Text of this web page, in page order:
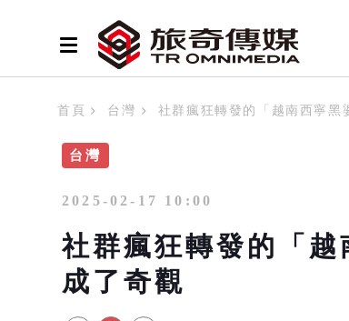
首頁 台灣 社群瘋狂轉發的「越南西寧黑
台灣
2025-02-17 10:00
社群瘋狂轉發的「
成了奇觀